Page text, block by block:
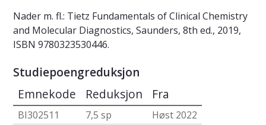
Nader m. fl.: Tietz Fundamentals of Clinical Chemistry
and Molecular Diagnostics, Saunders, 8th ed., 2019,
ISBN 9780323530446.
Studiepoengreduksjon
Emnekode Reduksjon Fra
BI302511 7,5 sp
Høst 2022